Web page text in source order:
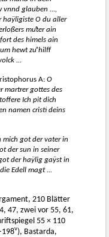
vnnd glauben ...,
haÿligiste O du aller
muͦter ain
des himels ain
hewt zuͦ hilff
...
A: O
martrer gottes des
Ich pit dich
namen cristi deins
mich got der vater in
der sun in seiner
der haÿlig gaÿst in
Edell magt ...
210 Blätter
47, zwei vor 55, 61,
55 × 110
v), Bastarda,